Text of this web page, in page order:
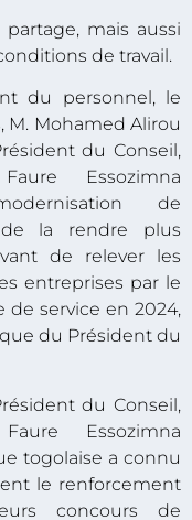
mais aussi
de travail.
du personnel, le
Mohamed Alirou
du Conseil,
Essozimna
de
de la rendre plus
de relever les
entreprises par le
de service en 2024,
du Président du
du Conseil,
Essozimna
togolaise a connu
le renforcement
concours de